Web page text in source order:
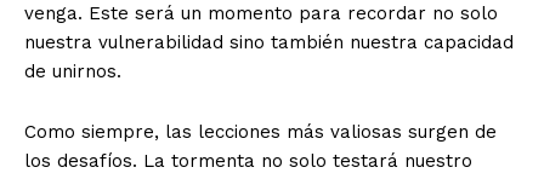
venga. Este será un momento para recordar no solo
nuestra vulnerabilidad sino también nuestra capacidad
de unirnos.
Como siempre, las lecciones más valiosas surgen de
los desafíos. La tormenta no solo testará nuestro